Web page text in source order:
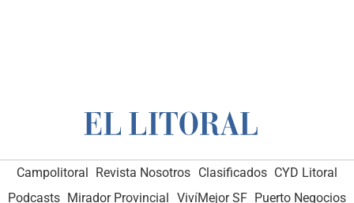
Campolitoral Revista Nosotros Clasificados CYD Litoral
Podcasts Mirador Provincial VivíMejor SF Puerto Negocios